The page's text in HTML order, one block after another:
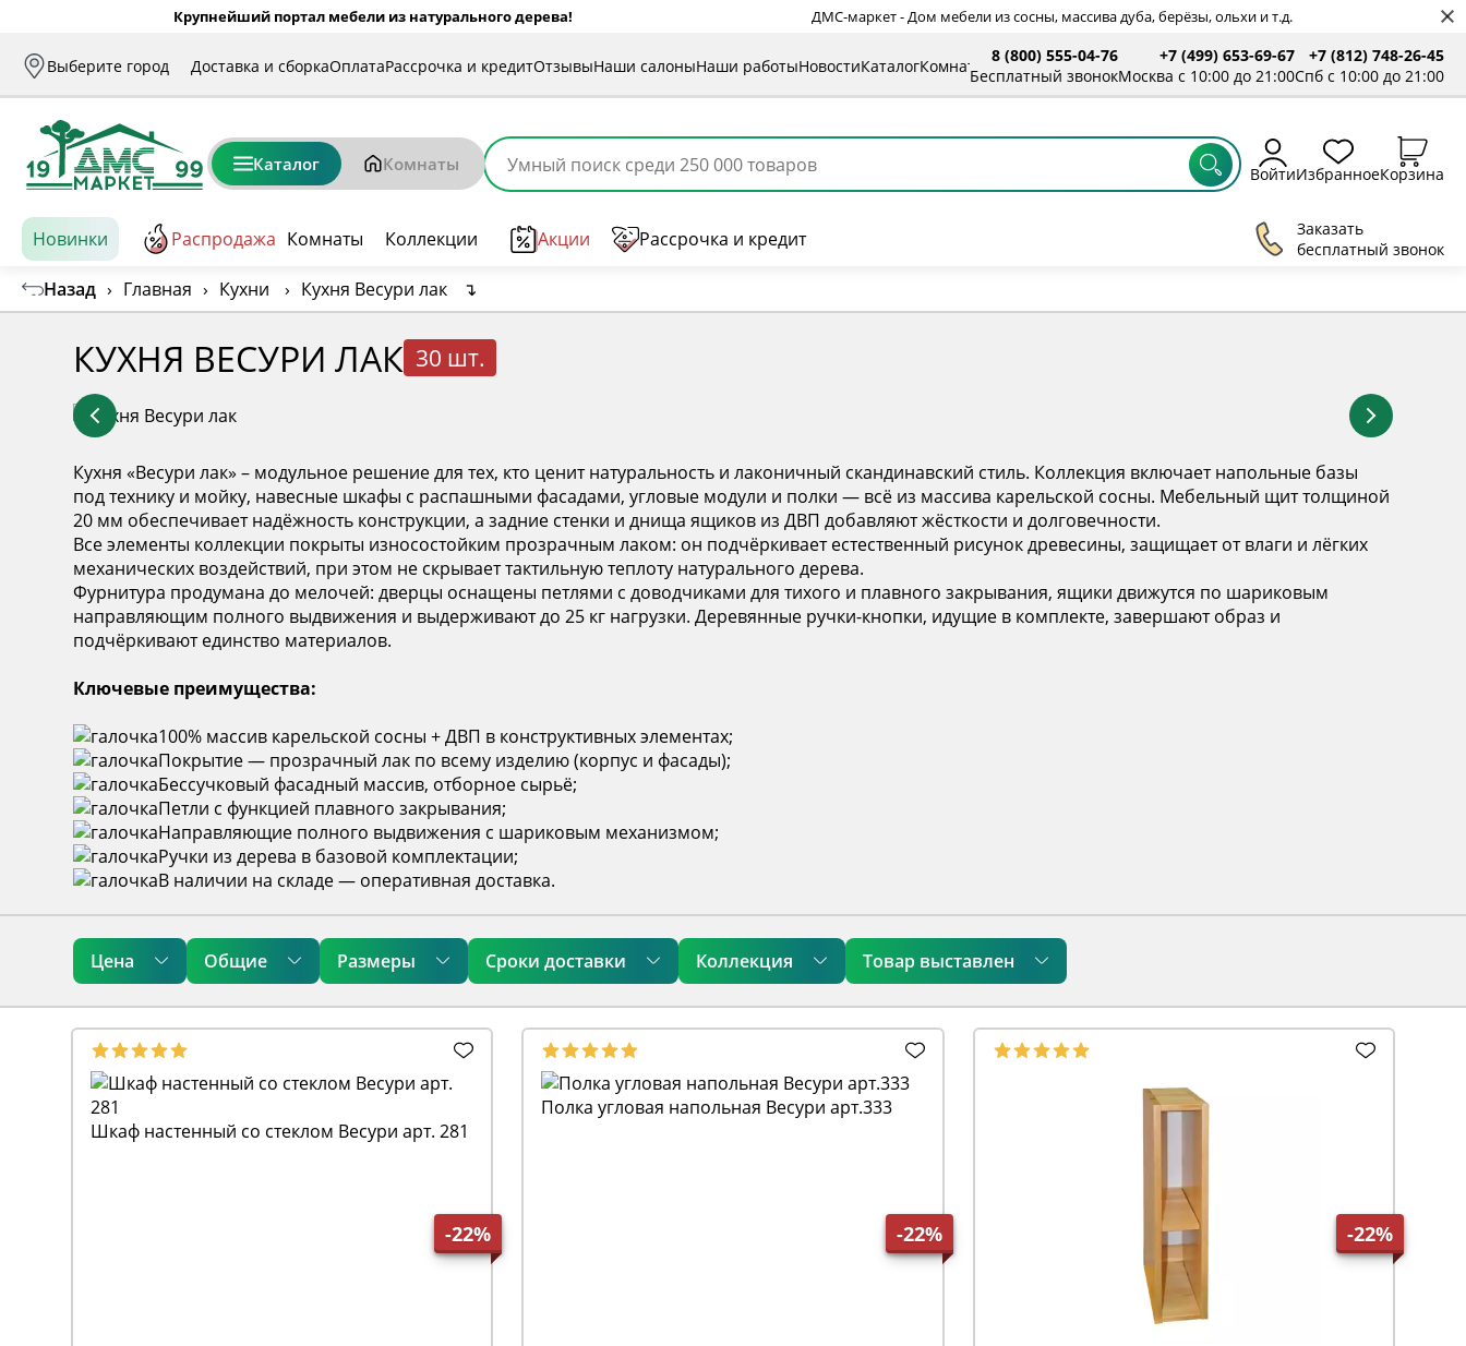
Крупнейший портал мебели из натурального дерева! ДМС-маркет - Дом мебели из сосны, массива дуба, берёзы, ольхи и т.д.
Выберите город Доставка и сборкаОплатаРассрочка и кредитОтзывыНаши салоныНаши работыНовостиКаталогКомнаты
8 (800) 555-04-76
Бесплатный звонок
+7 (499) 653-69-67
Москва с 10:00 до 21:00
+7 (812) 748-26-45
Спб с 10:00 до 21:00
Каталог Комнаты ВойтиИзбранноеКорзина
Новинки Распродажа Комнаты Коллекции Акции Рассрочка и кредит
Заказать
бесплатный звонок
Назад › Главная › Кухни › Кухня Весури лак ↴
КУХНЯ ВЕСУРИ ЛАК 30 шт.
Кухня «Весури лак» – модульное решение для тех, кто ценит натуральность и лаконичный скандинавский стиль. Коллекция включает напольные базы
под технику и мойку, навесные шкафы с распашными фасадами, угловые модули и полки — всё из массива карельской сосны. Мебельный щит толщиной
20 мм обеспечивает надёжность конструкции, а задние стенки и днища ящиков из ДВП добавляют жёсткости и долговечности.
Все элементы коллекции покрыты износостойким прозрачным лаком: он подчёркивает естественный рисунок древесины, защищает от влаги и лёгких
механических воздействий, при этом не скрывает тактильную теплоту натурального дерева.
Фурнитура продумана до мелочей: дверцы оснащены петлями с доводчиками для тихого и плавного закрывания, ящики движутся по шариковым
направляющим полного выдвижения и выдерживают до 25 кг нагрузки. Деревянные ручки-кнопки, идущие в комплекте, завершают образ и
подчёркивают единство материалов.
Ключевые преимущества:
100% массив карельской сосны + ДВП в конструктивных элементах;
Покрытие — прозрачный лак по всему изделию (корпус и фасады);
Бессучковый фасадный массив, отборное сырьё;
Петли с функцией плавного закрывания;
Направляющие полного выдвижения с шариковым механизмом;
Ручки из дерева в базовой комплектации;
В наличии на складе — оперативная доставка.
Цена Общие Размеры Сроки доставки Коллекция Товар выставлен
-22%
Шкаф настенный со стеклом Весури арт. 281
-22%
Полка угловая напольная Весури арт.333
-22%